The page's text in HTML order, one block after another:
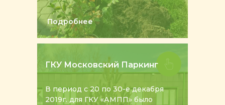
ГКУ Московский Паркинг
В период с 20 по 30-е декабря
2019г. для ГКУ «АМПП» было
Подробнее